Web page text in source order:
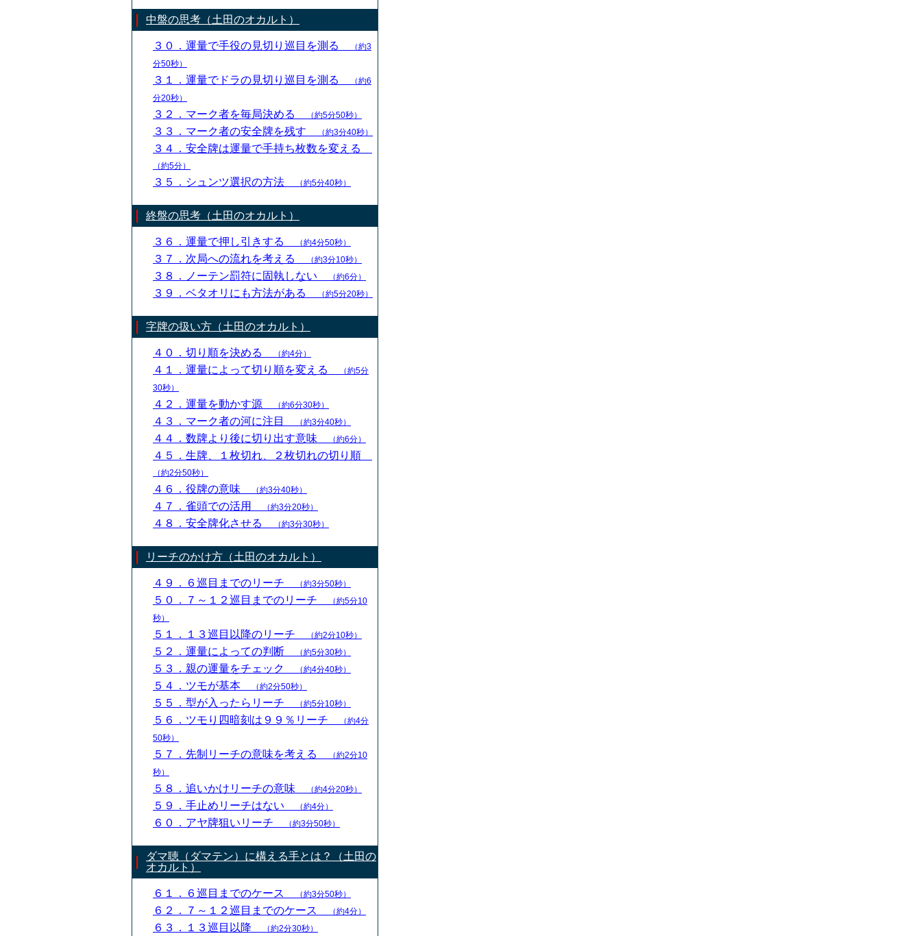
中盤の思考（土田のオカルト）
３０．運量で手役の見切り巡目を測る
（約3
分50秒）
３１．運量でドラの見切り巡目を測る
（約6
分20秒）
３２．マーク者を毎局決める （約5分50秒）
３３．マーク者の安全牌を残す （約3分40秒）
３４．安全牌は運量で手持ち枚数を変える
（約5分）
３５．シュンツ選択の方法 （約5分40秒）
終盤の思考（土田のオカルト）
３６．運量で押し引きする （約4分50秒）
３７．次局への流れを考える （約3分10秒）
３８．ノーテン罰符に固執しない （約6分）
３９．ベタオリにも方法がある （約5分20秒）
字牌の扱い方（土田のオカルト）
４０．切り順を決める （約4分）
４１．運量によって切り順を変える
（約5分
30秒）
４２．運量を動かす源 （約6分30秒）
４３．マーク者の河に注目 （約3分40秒）
４４．数牌より後に切り出す意味 （約6分）
４５．生牌、１枚切れ、２枚切れの切り順
（約2分50秒）
４６．役牌の意味 （約3分40秒）
４７．雀頭での活用 （約3分20秒）
４８．安全牌化させる （約3分30秒）
リーチのかけ方（土田のオカルト）
４９．６巡目までのリーチ （約3分50秒）
５０．７～１２巡目までのリーチ
（約5分10
秒）
５１．１３巡目以降のリーチ （約2分10秒）
５２．運量によっての判断 （約5分30秒）
５３．親の運量をチェック （約4分40秒）
５４．ツモが基本 （約2分50秒）
５５．型が入ったらリーチ （約5分10秒）
５６．ツモり四暗刻は９９％リーチ
（約4分
50秒）
５７．先制リーチの意味を考える
（約2分10
秒）
５８．追いかけリーチの意味 （約4分20秒）
５９．手止めリーチはない （約4分）
６０．アヤ牌狙いリーチ （約3分50秒）
ダマ聴（ダマテン）に構える手とは？（土田の
オカルト）
６１．６巡目までのケース （約3分50秒）
６２．７～１２巡目までのケース （約4分）
６３．１３巡目以降 （約2分30秒）